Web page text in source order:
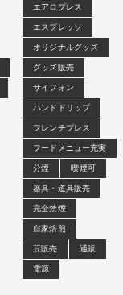
エアロプレス
エスプレッソ
オリジナルグッズ
グッズ販売
サイフォン
ハンドドリップ
フレンチプレス
フードメニュー充実
分煙
喫煙可
器具・道具販売
完全禁煙
自家焙煎
豆販売
通販
電源